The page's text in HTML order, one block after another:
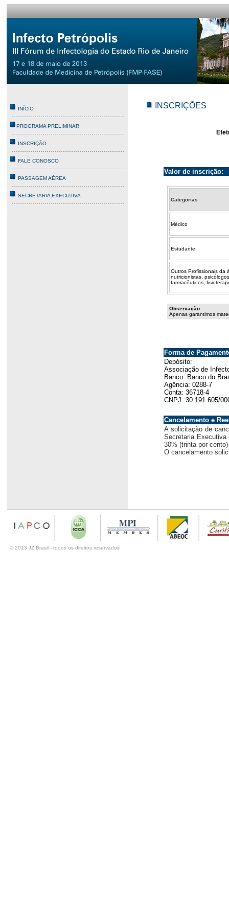
INÍCIO
PROGRAMA PRELIMINAR
INSCRIÇÃO
FALE CONOSCO
PASSAGEM AÉREA
SECRETARIA EXECUTIVA
INSCRIÇÕES
Valor de inscrição:
Categorias
Médico
Estudante
Outros Profissionais da
nutricionistas,
farmacêuticos,
Observação:
Apenas garantimos
Forma de
Depósito:
Associação de
Banco: Banco do
Agência: 0288-7
Conta: 36718-4
CNPJ: 30.191.605/
Cancelamento e
A solicitação de
Secretaria Executiva
30% (trinta por
O cancelamento
© 2013 JZ Brasil - todos os direitos reservados